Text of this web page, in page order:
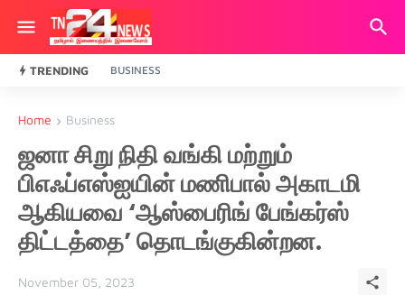
TRENDING BUSINESS
Home Business
ஜனா சிறு நிதி வங்கி மற்றும்
பிஎஃப்எஸ்ஐயின் மணிபால் அகாடமி
ஆகியவை ‘ஆஸ்பைரிங் பேங்கர்ஸ்
திட்டத்தை’ தொடங்குகின்றன.
November 05, 2023